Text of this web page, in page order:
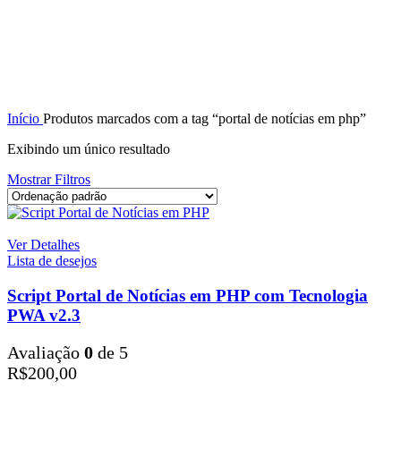
Início Produtos marcados com a tag “portal de notícias em php”
Exibindo um único resultado
Mostrar Filtros
Ver Detalhes
Lista de desejos
Script Portal de Notícias em PHP com Tecnologia
PWA v2.3
Avaliação 0 de 5
R$200,00